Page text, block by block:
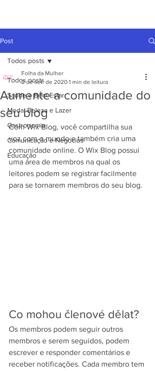
Post
Todos posts
Saúde e Bem Estar
Moda, Beleza e Lazer
Gastronomia
Comunicação e Negócios
Educação
Todos posts
Aumente a comunidade do
seu blog
Folha da Mulher
2 de set. de 2020 1 min de leitura
Com Wix Blog, você compartilha sua
voz com o mundo e também cria uma
comunidade online. O Wix Blog possui
uma área de membros na qual os
leitores podem se registrar facilmente
para se tornarem membros do seu blog.
Co mohou členové dělat?
Os membros podem seguir outros
membros e serem seguidos, podem
escrever e responder comentários e
receber notificações. Cada membro tem